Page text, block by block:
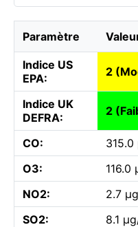
Paramètre
Indice US
EPA:
2
Indice UK
DEFRA:
2
CO:
315.0
O3:
116.0
NO2:
2.7
SO2:
8.1